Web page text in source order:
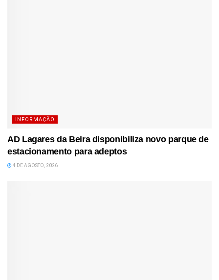
INFORMAÇÃO
AD Lagares da Beira disponibiliza novo parque de
estacionamento para adeptos
4 DE AGOSTO, 2026